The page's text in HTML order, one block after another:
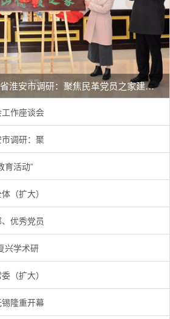
李惠东率队来江苏省淮安市调研：聚焦民革党员之家建设管理、学龄前儿童爱国主义教育
作座谈会
调研：聚
育活动”
（扩大）
优秀党员
兴学术研
（扩大）
隆重开幕